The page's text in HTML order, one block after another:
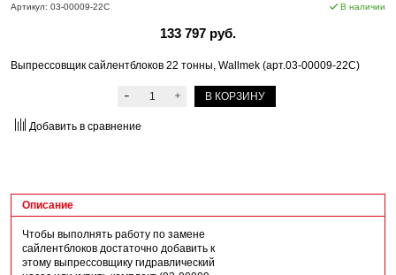
Артикул: 03-00009-22C В наличии
133 797 руб.
Выпрессовщик сайлентблоков 22 тонны, Wallmek (арт.03-00009-22C)
В КОРЗИНУ
Добавить в сравнение
Описание
Чтобы выполнять работу по замене
сайлентблоков достаточно добавить к
этому выпрессовщику гидравлический